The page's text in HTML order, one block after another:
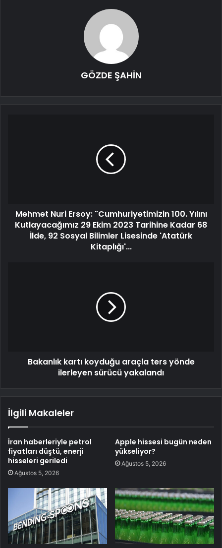
GÖZDE ŞAHİN
Mehmet Nuri Ersoy: "Cumhuriyetimizin 100. Yılını
Kutlayacağımız 29 Ekim 2023 Tarihine Kadar 68
İlde, 92 Sosyal Bilimler Lisesinde 'Atatürk
Kitaplığı'...
Bakanlık kartı koyduğu araçla ters yönde
ilerleyen sürücü yakalandı
İlgili Makaleler
İran haberleriyle petrol
fiyatları düştü, enerji
hisseleri geriledi
Ağustos 5, 2026
Apple hissesi bugün neden
yükseliyor?
Ağustos 5, 2026